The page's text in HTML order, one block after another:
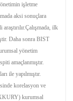
işletme
aksi sonuçlara
ilk
Daha sonra BIST
yönetim
amaçlanmıştır.
ile yapılmıştır.
korelasyon ve
kurumsal